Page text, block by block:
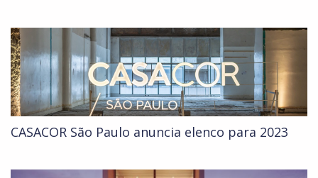
CASACOR São Paulo anuncia elenco para 2023